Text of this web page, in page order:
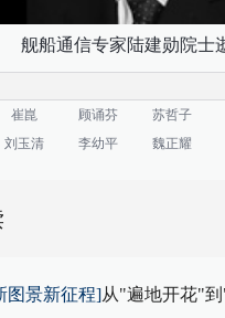
舰船通信专家陆建勋院士
崔崑 顾诵芬 苏哲子
刘玉清 李幼平 魏正耀
图景新征程]从"遍地开花"